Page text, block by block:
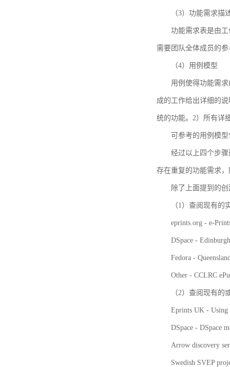
（3）功能需求描
功能需求表是由
需要团队全体成员的
（4）用例模型
用例使得功能需
成的工作给出详细的
统的功能。2）所有详
可参考的用例模
经过以上四个步
存在重复的功能需求
除了上面提到的
（1）查阅现有的
eprints.org - e-
DSpace -
Fedora -
Other - CCLRC
（2）查阅现有
Eprints UK - Using
DSpace - DSpace
Arrow discovery
Swedish SVEP